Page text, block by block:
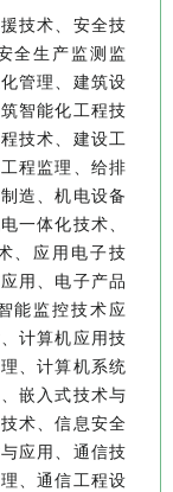
技术、安全技
全生产监测监
管理、建筑设
智能化工程技
技术、建设工
程监理、给排
造、机电设备
一体化技术、
、应用电子技
用、电子产品
能监控技术应
计算机应用技
、计算机系统
嵌入式技术与
术、信息安全
应用、通信技
、通信工程设